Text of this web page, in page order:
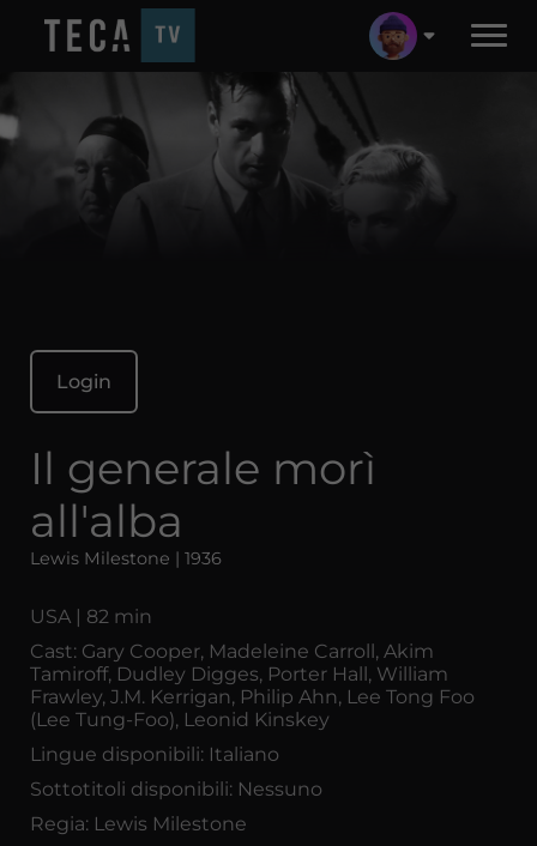
Login
Il generale morì
all'alba
Lewis Milestone | 1936
USA | 82 min
Cast: Gary Cooper, Madeleine Carroll, Akim
Tamiroff, Dudley Digges, Porter Hall, William
Frawley, J.M. Kerrigan, Philip Ahn, Lee Tong Foo
(Lee Tung-Foo), Leonid Kinskey
Lingue disponibili: Italiano
Sottotitoli disponibili: Nessuno
Regia: Lewis Milestone